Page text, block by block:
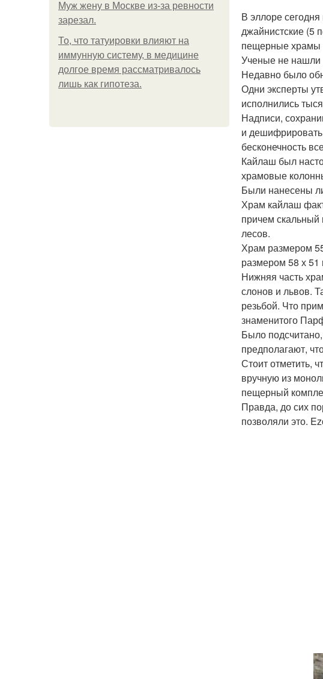
Mуж жену в Москве из-за ревности
зарезал.
То, что татуировки влияют на
иммунную систему, в медицине
долгое время рассматривалось
лишь как гипотеза.
В эллоре
джайнистские (5
пещерные храмы
Ученые не нашли
Недавно было
Одни эксперты
исполнились
Надписи,
и дешифрировать
бесконечность
Кайлаш был
храмовые
Были нанесены
Храм кайлаш
причем скальный
лесов.
Храм размером
размером 58 х 51
Нижняя часть
слонов и львов.
резьбой. Что
знаменитого
Было
предполагают,
Стоит отметить,
вручную из
пещерный
Правда, до сих
позволяли это.